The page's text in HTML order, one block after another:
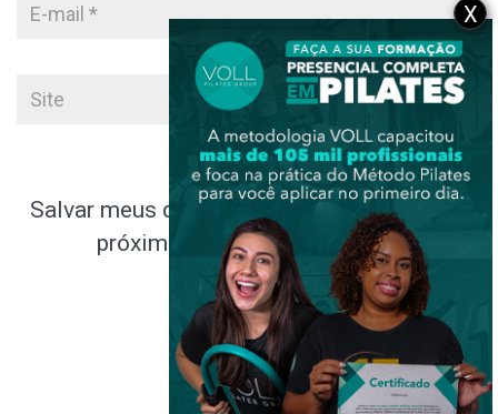
Salvar meus dados neste navegador para a
próxima vez que eu comentar.
X